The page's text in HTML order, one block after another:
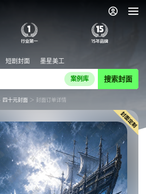
短剧封面 墨星美工
案例库 搜索封面
四十元封面＞ 封面订单详情